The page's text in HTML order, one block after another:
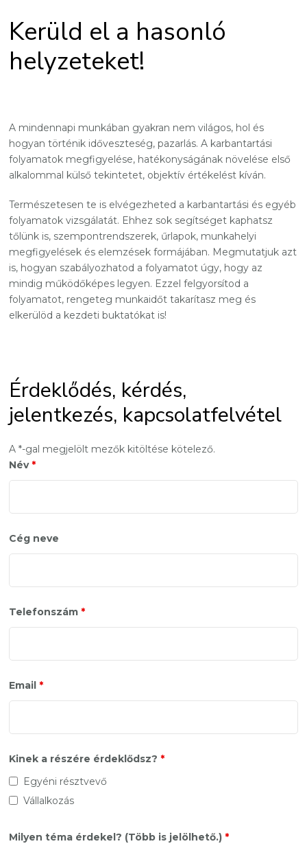
Kerüld el a hasonló
helyzeteket!
A mindennapi munkában gyakran nem világos, hol és
hogyan történik időveszteség, pazarlás. A karbantartási
folyamatok megfigyelése, hatékonyságának növelése első
alkalommal külső tekintetet, objektív értékelést kíván.
Természetesen te is elvégezheted a karbantartási és egyéb
folyamatok vizsgálatát. Ehhez sok segítséget kaphatsz
tőlünk is, szempontrendszerek, űrlapok, munkahelyi
megfigyelések és elemzések formájában. Megmutatjuk azt
is, hogyan szabályozhatod a folyamatot úgy, hogy az
mindig működőképes legyen. Ezzel felgyorsítod a
folyamatot, rengeteg munkaidőt takarítasz meg és
elkerülöd a kezdeti buktatókat is!
Érdeklődés, kérdés,
jelentkezés, kapcsolatfelvétel
A *-gal megjelölt mezők kitöltése kötelező.
Név *
Cég neve
Telefonszám *
Email *
Kinek a részére érdeklődsz? *
Egyéni résztvevő
Vállalkozás
Milyen téma érdekel? (Több is jelölhető.) *